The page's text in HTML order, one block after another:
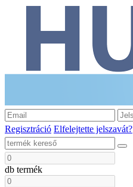
Regisztráció Elfelejtette jelszavát?
db termék